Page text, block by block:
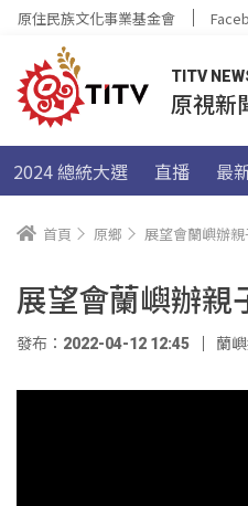
原住民族文化事業基金會
TITV
原視新
2024 總統大選 直播 最
首頁 原鄉 展望會蘭嶼辦
展望會蘭嶼辦親
發布：2022-04-12 12:45 蘭